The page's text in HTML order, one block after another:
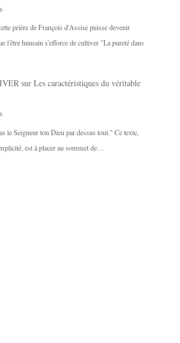
prière de François d'Assise puisse devenir
l'être humain s'efforce de cultiver "La pureté dans
sur Les caractéristiques du véritable
le Seigneur ton Dieu par dessus tout." Ce texte,
est à placer au sommet de…